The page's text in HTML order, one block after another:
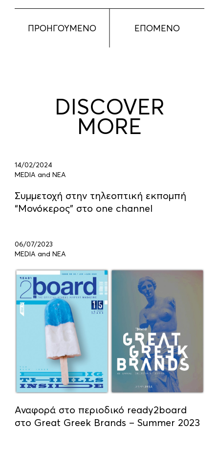
ΠΡΟΗΓΟΥΜΕΝΟ ΕΠΟΜΕΝΟ
DISCOVER
MORE
14/02/2024
MEDIA and ΝΕΑ
Συμμετοχή στην τηλεοπτική εκπομπή
“Μονόκερος” στο one channel
06/07/2023
MEDIA and ΝΕΑ
Αναφορά στο περιοδικό ready2board
στο Great Greek Brands – Summer 2023